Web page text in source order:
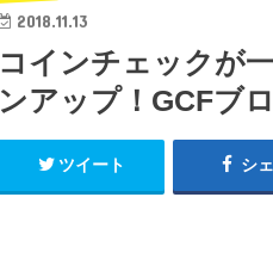
2018.11.13
コインチェックが
ンアップ！GCFブ
ツイート シ